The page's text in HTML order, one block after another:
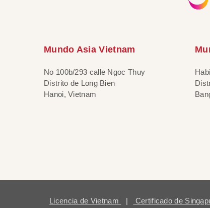
Mundo Asia Vietnam
No 100b/293 calle Ngoc Thuy
Distrito de Long Bien
Hanoi, Vietnam
Licencia de Vietnam | Certificado de